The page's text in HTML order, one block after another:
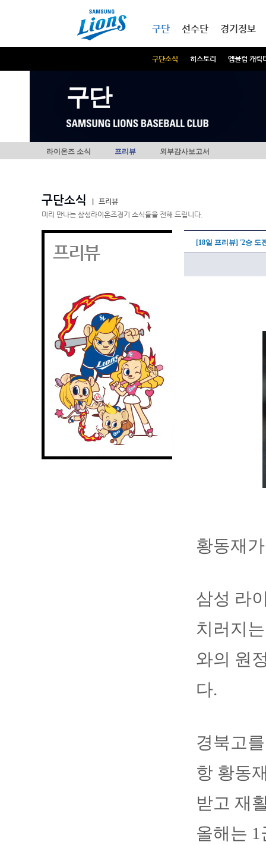
구단
구단소식 히스토리 엠블럼 캐릭
선수단 경기정보
구단
라이온즈 소식 프리뷰 외부감사보고서
구단소식
프리뷰
미리 만나는 삼성라이온즈경기 소식들을 전해 드립니다.
프리뷰 [18일 프리뷰] '2승 도
황동재
삼성 라
치러지
와의 원
다.
경북고
항 황동
받고 재
올해는